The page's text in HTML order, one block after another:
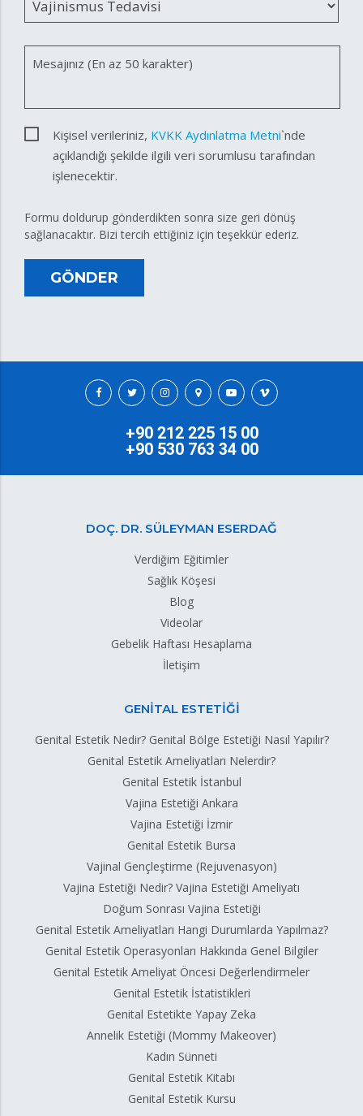
Mesajınız (En az 50 karakter)
Kişisel verileriniz, KVKK Aydınlatma Metni`nde
açıklandığı şekilde ilgili veri sorumlusu tarafından
işlenecektir.
Formu doldurup gönderdikten sonra size geri dönüş
sağlanacaktır. Bizi tercih ettiğiniz için teşekkür ederiz.
GÖNDER
+90 212 225 15 00
+90 530 763 34 00
DOÇ. DR. SÜLEYMAN ESERDAĞ
Verdiğim Eğitimler
Sağlık Köşesi
Blog
Videolar
Gebelik Haftası Hesaplama
İletişim
GENİTAL ESTETİĞİ
Genital Estetik Nedir? Genital Bölge Estetiği Nasıl Yapılır?
Genital Estetik Ameliyatları Nelerdir?
Genital Estetik İstanbul
Vajina Estetiği Ankara
Vajina Estetiği İzmir
Genital Estetik Bursa
Vajinal Gençleştirme (Rejuvenasyon)
Vajina Estetiği Nedir? Vajina Estetiği Ameliyatı
Doğum Sonrası Vajina Estetiği
Genital Estetik Ameliyatları Hangi Durumlarda Yapılmaz?
Genital Estetik Operasyonları Hakkında Genel Bilgiler
Genital Estetik Ameliyat Öncesi Değerlendirmeler
Genital Estetik İstatistikleri
Genital Estetikte Yapay Zeka
Annelik Estetiği (Mommy Makeover)
Kadın Sünneti
Genital Estetik Kitabı
Genital Estetik Kursu